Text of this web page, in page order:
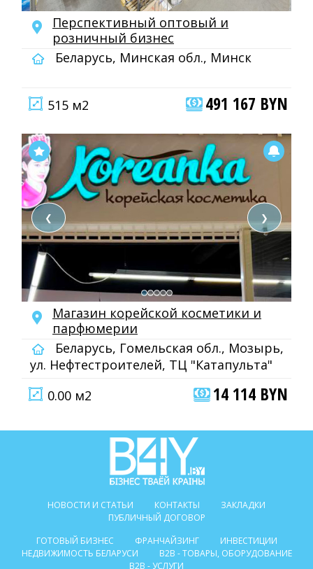
Перспективный оптовый и
розничный бизнес
Беларусь, Минская обл., Минск
515 м2 491 167 BYN
❮ ❯
Магазин корейской косметики и
парфюмерии
Беларусь, Гомельская обл., Мозырь,
ул. Нефтестроителей, ТЦ "Катапульта"
0.00 м2
14 114 BYN
НОВОСТИ И СТАТЬИ КОНТАКТЫ
ЗАКЛАДКИ
ПУБЛИЧНЫЙ ДОГОВОР
ГОТОВЫЙ БИЗНЕС
ФРАНЧАЙЗИНГ
ИНВЕСТИЦИИ
НЕДВИЖИМОСТЬ БЕЛАРУСИ
B2B - ТОВАРЫ, ОБОРУДОВАНИЕ
B2B - УСЛУГИ